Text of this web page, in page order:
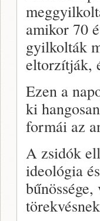
amikor 70
gyilkolták
eltorzítják,
Ezen a
ki
formái az
A zsidók
ideológia